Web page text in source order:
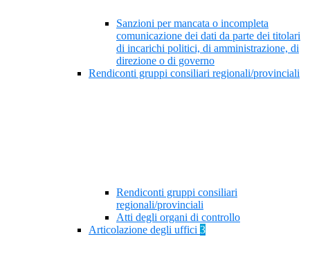
Sanzioni per mancata o incompleta
comunicazione dei dati da parte dei titolari
di incarichi politici, di amministrazione, di
direzione o di governo
Rendiconti gruppi consiliari regionali/provinciali
Rendiconti gruppi consiliari
regionali/provinciali
Atti degli organi di controllo
Articolazione degli uffici 3